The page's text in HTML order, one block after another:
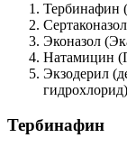
Тербинафин
Эконазол
Натамицин
Экзодерил
Тербинафин